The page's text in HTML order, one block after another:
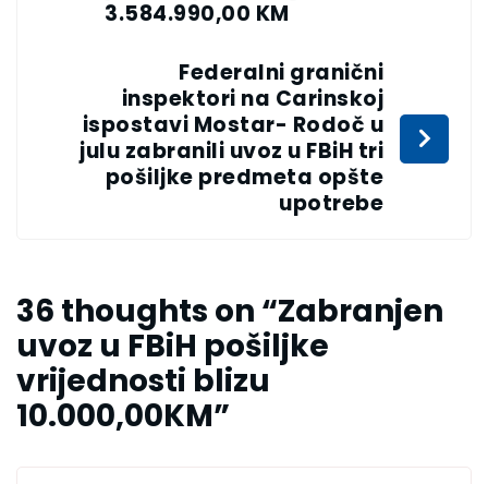
3.584.990,00 KM
Federalni granični
inspektori na Carinskoj
ispostavi Mostar- Rodoč u
julu zabranili uvoz u FBiH tri
pošiljke predmeta opšte
upotrebe
36 thoughts on “Zabranjen
uvoz u FBiH pošiljke
vrijednosti blizu
10.000,00KM”